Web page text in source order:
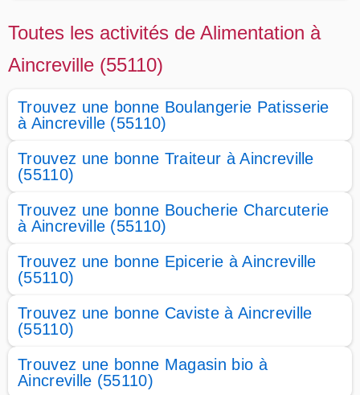
Toutes les activités de Alimentation à
Aincreville (55110)
Trouvez une bonne Boulangerie Patisserie
à Aincreville (55110)
Trouvez une bonne Traiteur à Aincreville
(55110)
Trouvez une bonne Boucherie Charcuterie
à Aincreville (55110)
Trouvez une bonne Epicerie à Aincreville
(55110)
Trouvez une bonne Caviste à Aincreville
(55110)
Trouvez une bonne Magasin bio à
Aincreville (55110)